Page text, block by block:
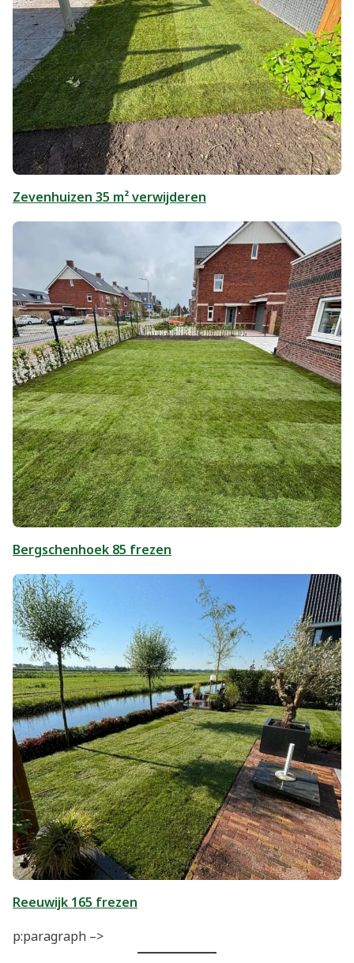
Zevenhuizen 35 m² verwijderen
Bergschenhoek 85 frezen
Reeuwijk 165 frezen
p:paragraph –>